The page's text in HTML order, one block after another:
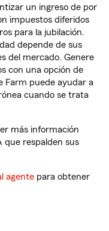
un ingreso de por
impuestos diferidos
para la jubilación.
depende de sus
del mercado. Genere
con una opción de
Farm puede ayudar a
cuando se trata
más información
que respalden sus
agente para obtener